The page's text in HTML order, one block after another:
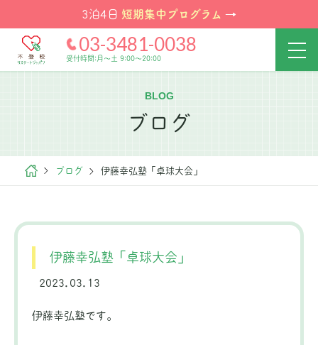
3泊4日 短期集中プログラム →
03-3481-0038
受付時間:月～土 9:00～20:00
BLOG
ブログ
ブログ 伊藤幸弘塾「卓球大会」
伊藤幸弘塾「卓球大会」
2023.03.13
伊藤幸弘塾です。